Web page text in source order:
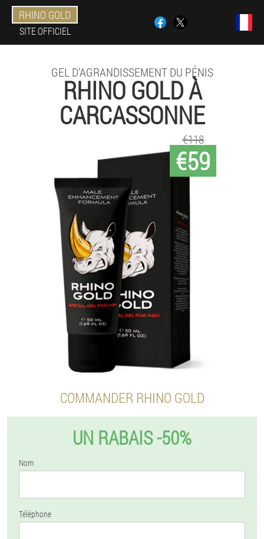
RHINO GOLD
SITE OFFICIEL
GEL D'AGRANDISSEMENT DU PÉNIS
RHINO GOLD À
CARCASSONNE
€59
€118
COMMANDER RHINO GOLD
UN RABAIS -50%
Nom
Téléphone